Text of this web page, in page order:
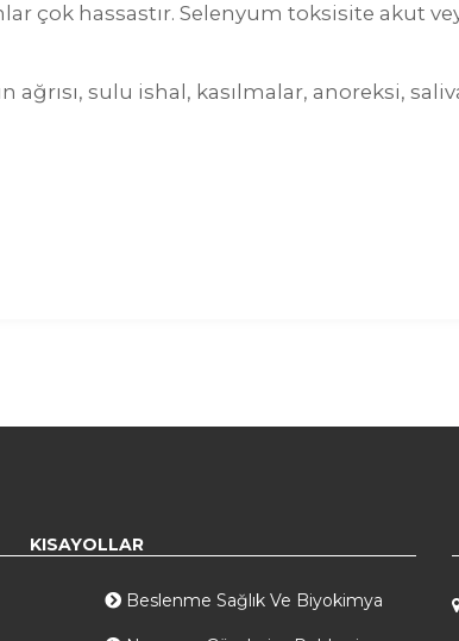
çok hassastır. Selenyum toksisite akut
ağrısı, sulu ishal, kasılmalar, anoreksi,
KISAYOLLAR
Beslenme Sağlık Ve Biyokimya